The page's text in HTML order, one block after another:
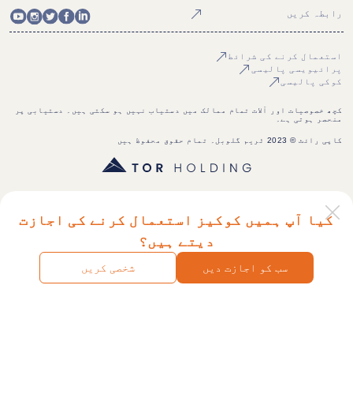
کیا آپ ہمیں کوکیز استعمال کرنے کی اجازت
دیتے ہیں؟
سب کو اجازت دیں شخصی کریں
رابطہ کریں
استعمال کرنے کی شرائط
پرائیویسی پالیسی
کوکی پالیسی
کچھ خصوصیات اور آلات تمام ممالک میں دستیاب نہیں ہو سکتی ہیں۔ دستیابی پر
منحصر ہوتی ہے۔
کاپی رائٹ © 2023 ٹریم گلوبل۔ تمام حقوق محفوظ ہیں